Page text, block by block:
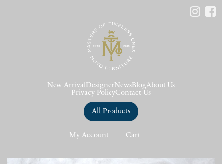
New Arrival DesignerNews BlogAbout Us
Privacy PolicyContact Us
All Products
My Account Cart